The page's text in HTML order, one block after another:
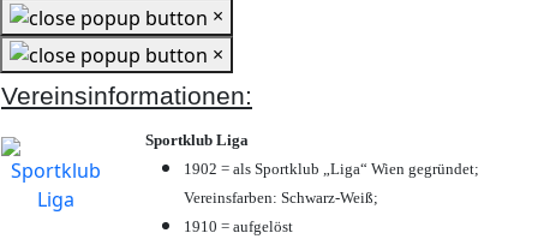
×
×
Vereinsinformationen:
Sportklub Liga
1902 = als Sportklub „Liga“ Wien gegründet;
Vereinsfarben: Schwarz-Weiß;
1910 = aufgelöst